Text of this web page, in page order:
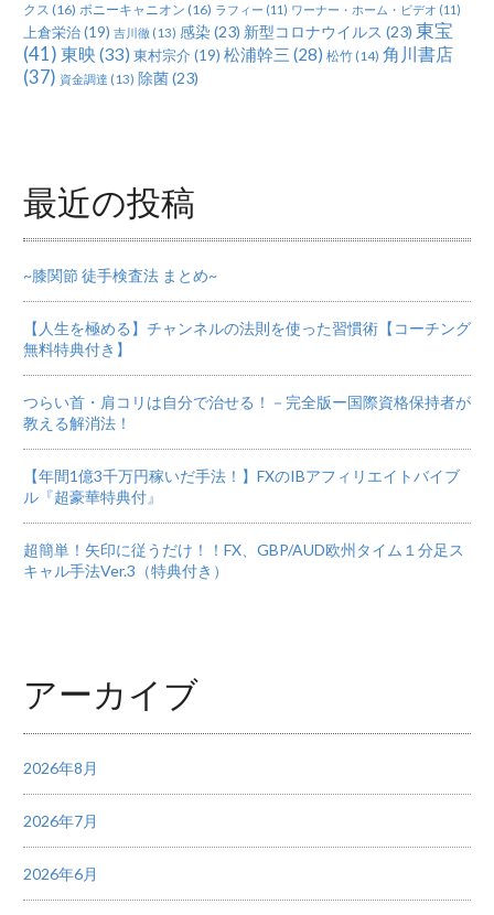
クス (16) ポニーキャニオン (16) ラフィー (11) ワーナー・ホーム・ビデオ (11)
上倉栄治(19) 吉川徹 (13) 感染 (23) 新型コロナウイルス (23) 東宝
(41) 東映 (33) 東村宗介 (19) 松浦幹三 (28) 松竹 (14) 角川書店
(37) 資金調達 (13) 除菌(23)
最近の投稿
~膝関節 徒手検査法 まとめ~
【人生を極める】チャンネルの法則を使った習慣術【コーチング
無料特典付き】
つらい首・肩コリは自分で治せる！－完全版ー国際資格保持者が
教える解消法！
【年間1億3千万円稼いだ手法！】FXのIBアフィリエイトバイブ
ル『超豪華特典付』
超簡単！矢印に従うだけ！！FX、GBP/AUD欧州タイム１分足ス
キャル手法Ver.3（特典付き）
アーカイブ
2026年8月
2026年7月
2026年6月